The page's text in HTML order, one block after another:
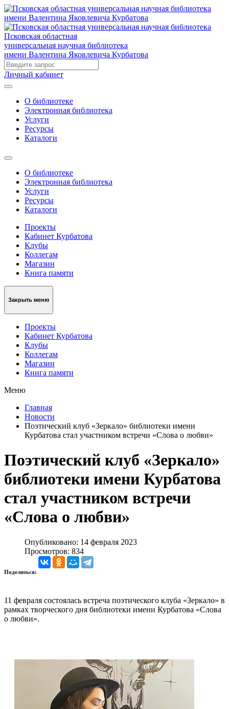
Псковская областная
универсальная научная библиотека
имени Валентина Яковлевича Курбатова
Личный кабинет
О библиотеке
Электронная библиотека
Услуги
Ресурсы
Каталоги
О библиотеке
Электронная библиотека
Услуги
Ресурсы
Каталоги
Проекты
Кабинет Курбатова
Клубы
Коллегам
Магазин
Книга памяти
Закрыть меню
Проекты
Кабинет Курбатова
Клубы
Коллегам
Магазин
Книга памяти
Меню
Главная
Новости
Поэтический клуб «Зеркало» библиотеки имени
Курбатова стал участником встречи «Слова о любви»
Поэтический клуб «Зеркало»
библиотеки имени Курбатова
стал участником встречи
«Слова о любви»
Опубликовано: 14 февраля 2023
Просмотров: 834
Поделиться:
11 февраля состоялась встреча поэтического клуба «Зеркало» в
рамках творческого дня библиотеки имени Курбатова «Слова
о любви».